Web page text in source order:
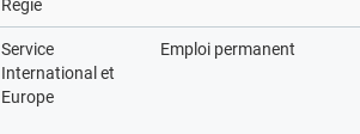
Régie
Service
International et
Europe
Emploi permanent